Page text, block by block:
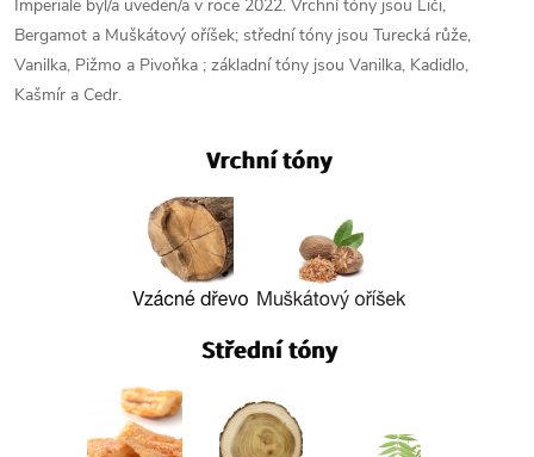
Imperiale byl/a uveden/a v roce 2022. Vrchní tóny jsou Liči,
Bergamot a Muškátový oříšek; střední tóny jsou Turecká růže,
Vanilka, Pižmo a Pivoňka ; základní tóny jsou Vanilka, Kadidlo,
Kašmír a Cedr.